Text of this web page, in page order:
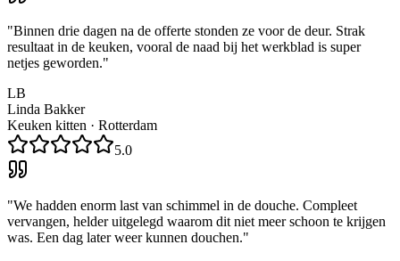
"Binnen drie dagen na de offerte stonden ze voor de deur. Strak
resultaat in de keuken, vooral de naad bij het werkblad is super
netjes geworden."
LB
Linda Bakker
Keuken kitten · Rotterdam
5.0
"We hadden enorm last van schimmel in de douche. Compleet
vervangen, helder uitgelegd waarom dit niet meer schoon te krijgen
was. Een dag later weer kunnen douchen."